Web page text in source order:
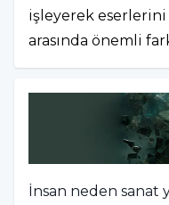
işleyerek eserlerini
arasında önemli
İnsan neden sanat